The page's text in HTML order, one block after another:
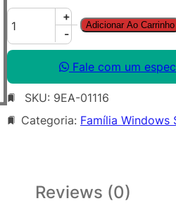
W
n
v
r
D
+
-
Adicionar Ao Carrinho
Fale com um
SKU: 9EA-01116
Categoria: Família Windows
Reviews (0)